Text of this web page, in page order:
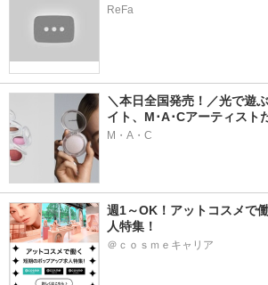
ReFa
＼本日全国発売！／光で遊
イト、M･A･Cアーティスト
M・A・C
週1～OK！アットコスメで
人特集！
＠ｃｏｓｍｅキャリア